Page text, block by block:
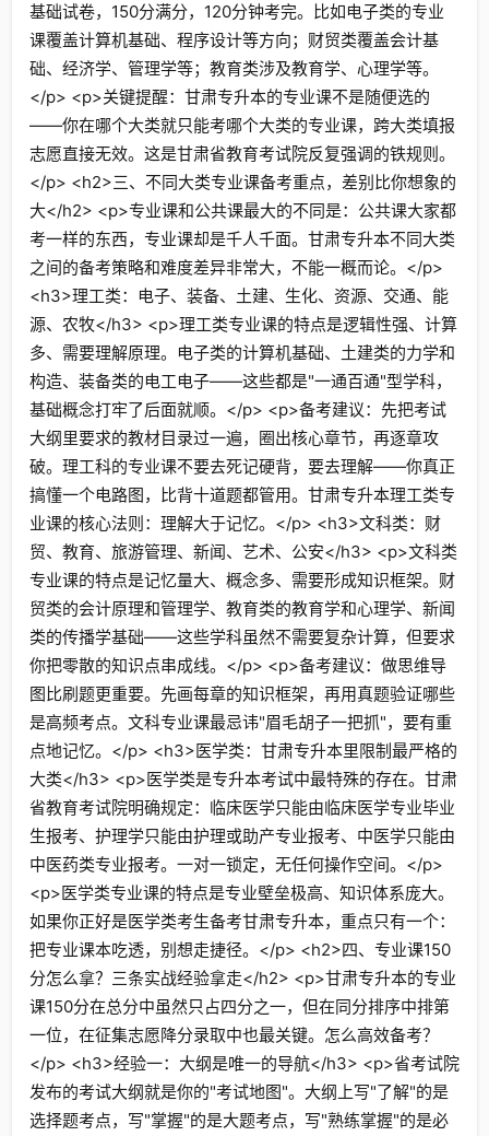
基础试卷，150分满分，120分钟考完。比如电子类的专业
课覆盖计算机基础、程序设计等方向；财贸类覆盖会计基
础、经济学、管理学等；教育类涉及教育学、心理学等。
</p> <p>关键提醒：甘肃专升本的专业课不是随便选的
——你在哪个大类就只能考哪个大类的专业课，跨大类填报
志愿直接无效。这是甘肃省教育考试院反复强调的铁规则。
</p> <h2>三、不同大类专业课备考重点，差别比你想象的
大</h2> <p>专业课和公共课最大的不同是：公共课大家都
考一样的东西，专业课却是千人千面。甘肃专升本不同大类
之间的备考策略和难度差异非常大，不能一概而论。</p>
<h3>理工类：电子、装备、土建、生化、资源、交通、能
源、农牧</h3> <p>理工类专业课的特点是逻辑性强、计算
多、需要理解原理。电子类的计算机基础、土建类的力学和
构造、装备类的电工电子——这些都是"一通百通"型学科，
基础概念打牢了后面就顺。</p> <p>备考建议：先把考试
大纲里要求的教材目录过一遍，圈出核心章节，再逐章攻
破。理工科的专业课不要去死记硬背，要去理解——你真正
搞懂一个电路图，比背十道题都管用。甘肃专升本理工类专
业课的核心法则：理解大于记忆。</p> <h3>文科类：财
贸、教育、旅游管理、新闻、艺术、公安</h3> <p>文科类
专业课的特点是记忆量大、概念多、需要形成知识框架。财
贸类的会计原理和管理学、教育类的教育学和心理学、新闻
类的传播学基础——这些学科虽然不需要复杂计算，但要求
你把零散的知识点串成线。</p> <p>备考建议：做思维导
图比刷题更重要。先画每章的知识框架，再用真题验证哪些
是高频考点。文科专业课最忌讳"眉毛胡子一把抓"，要有重
点地记忆。</p> <h3>医学类：甘肃专升本里限制最严格的
大类</h3> <p>医学类是专升本考试中最特殊的存在。甘肃
省教育考试院明确规定：临床医学只能由临床医学专业毕业
生报考、护理学只能由护理或助产专业报考、中医学只能由
中医药类专业报考。一对一锁定，无任何操作空间。</p>
<p>医学类专业课的特点是专业壁垒极高、知识体系庞大。
如果你正好是医学类考生备考甘肃专升本，重点只有一个：
把专业课本吃透，别想走捷径。</p> <h2>四、专业课150
分怎么拿？三条实战经验拿走</h2> <p>甘肃专升本的专业
课150分在总分中虽然只占四分之一，但在同分排序中排第
一位，在征集志愿降分录取中也最关键。怎么高效备考？
</p> <h3>经验一：大纲是唯一的导航</h3> <p>省考试院
发布的考试大纲就是你的"考试地图"。大纲上写"了解"的是
选择题考点，写"掌握"的是大题考点，写"熟练掌握"的是必